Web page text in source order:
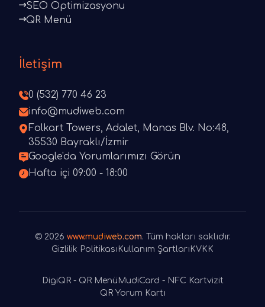
SEO Optimizasyonu
QR Menü
İletişim
0 (532) 770 46 23
info@mudiweb.com
Folkart Towers, Adalet, Manas Blv. No:48,
35530 Bayraklı/İzmir
Google'da Yorumlarımızı Görün
Hafta içi 09:00 - 18:00
© 2026 www.mudiweb.com. Tüm hakları saklıdır.
Gizlilik Politikası Kullanım Şartları KVKK
DigiQR - QR Menü MudiCard - NFC Kartvizit
QR Yorum Kartı